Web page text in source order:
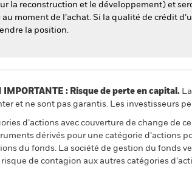
la reconstruction et le développement) et
moment de l’achat. Si la qualité de crédit
la position.
IMPORTANTE : Risque de perte en capital.
et ne sont pas garantis. Les investisseurs
d’actions avec couverture de change
dérivés pour une catégorie d’actions
du fonds. La société de gestion du fonds
de contagion aux autres catégories